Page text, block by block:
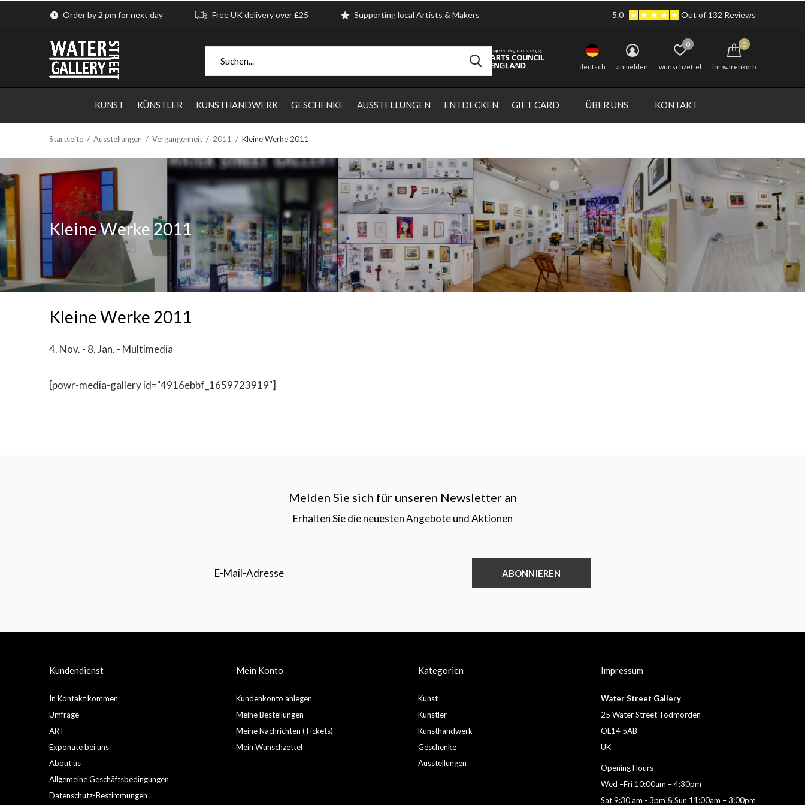
KUNST KÜNSTLER KUNSTHANDWERK GESCHENKE AUSSTELLUNGEN ENTDECKEN GIFT CARD ÜBER UNS KONTAKT
deutsch anmelden wunschzettel
0
ihr warenkorb
0
Order by 2 pm for next day Free UK delivery over £25 Supporting local Artists & Makers 5.0 Out of 132 Reviews
Startseite Ausstellungen Vergangenheit 2011 Kleine Werke 2011
Kleine Werke 2011
Kleine Werke 2011
4. Nov. - 8. Jan. - Multimedia
[powr-media-gallery id="4916ebbf_1659723919"]
Melden Sie sich für unseren Newsletter an
Erhalten Sie die neuesten Angebote und Aktionen
ABONNIEREN
Kundendienst
In Kontakt kommen
Umfrage
ART
Exponate bei uns
About us
Allgemeine Geschäftsbedingungen
Datenschutz-Bestimmungen
Mein Konto
Kundenkonto anlegen
Meine Bestellungen
Meine Nachrichten (Tickets)
Mein Wunschzettel
Kategorien
Kunst
Künstler
Kunsthandwerk
Geschenke
Ausstellungen
Impressum
Water Street Gallery
25 Water Street Todmorden
OL14 5AB
UK
Opening Hours
Wed –Fri 10:00am – 4:30pm
Sat 9:30 am - 3pm & Sun 11:00am – 3:00pm